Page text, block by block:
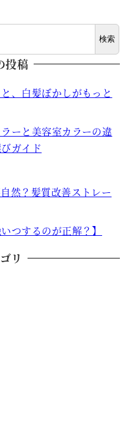
検索
投稿
、白髪ぼかしがもっと
ーと美容室カラーの違
ガイド
然？髪質改善ストレー
つするのが正解？】
リ